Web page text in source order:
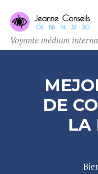
Voyante médium
DE
LA